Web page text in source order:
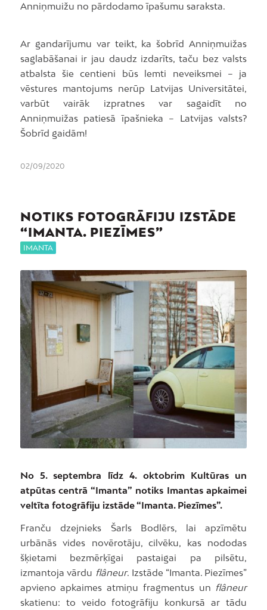
Anniņmuižu no pārdodamo īpašumu saraksta.
Ar gandarījumu var teikt, ka šobrīd Anniņmuižas
saglabāšanai ir jau daudz izdarīts, taču bez valsts
atbalsta šie centieni būs lemti neveiksmei – ja
vēstures mantojums nerūp Latvijas Universitātei,
varbūt vairāk izpratnes var sagaidīt no
Anniņmuižas patiesā īpašnieka – Latvijas valsts?
Šobrīd gaidām!
02/09/2020
NOTIKS FOTOGRĀFIJU IZSTĀDE
“IMANTA. PIEZĪMES”
IMANTA
No 5. septembra līdz 4. oktobrim Kultūras un
atpūtas centrā “Imanta” notiks Imantas apkaimei
veltīta fotogrāfiju izstāde “Imanta. Piezīmes”.
Franču dzejnieks Šarls Bodlērs, lai apzīmētu
urbānās vides novērotāju, cilvēku, kas nododas
šķietami bezmērķīgai pastaigai pa pilsētu,
izmantoja vārdu flâneur. Izstāde “Imanta. Piezīmes”
apvieno apkaimes atmiņu fragmentus un flâneur
skatienu: to veido fotogrāfiju konkursā ar tādu